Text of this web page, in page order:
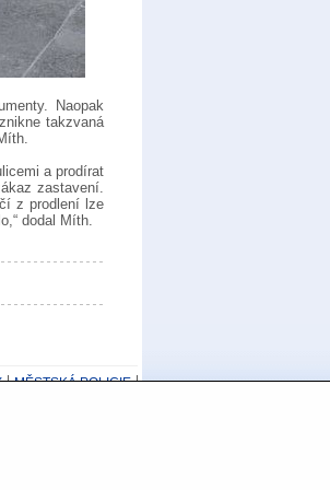
Naopak
takzvaná
a prodírat
zastavení.
z prodlení lze
dodal Míth.
MĚSTSKÁ POLICIE